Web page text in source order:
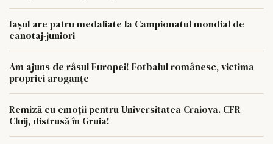
Iaşul are patru medaliate la Campionatul mondial de
canotaj-juniori
Am ajuns de râsul Europei! Fotbalul românesc, victima
propriei aroganțe
Remiză cu emoții pentru Universitatea Craiova. CFR
Cluij, distrusă în Gruia!